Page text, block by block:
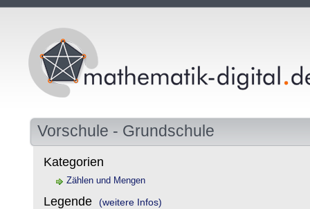
Vorschule - Grundschule
Kategorien
Zählen und Mengen
Legende (weitere Infos)